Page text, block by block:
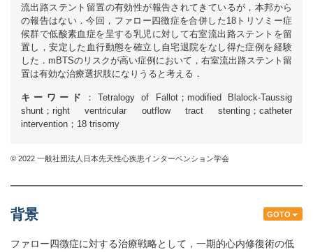
流出路ステント留置の有効性が報告されてきているが，本邦から
の報告はない．今回，ファロー四徴症を合併した18トリソミー症
候群で低酸素血症を呈する乳児に対して右室流出路ステントを留
置し，安定した血行動態を確立し自宅退院をなし得た症例を経験
した．mBTSのリスクが高い症例において，右室流出路ステント留
置は有効な治療選択肢になりうると考える．
キーワード
：Tetralogy of Fallot；modified Blalock-Taussig
shunt；right ventricular outflow tract stenting；catheter
intervention；18 trisomy
© 2022 一般社団法人日本先天性心疾患インターベンション学会
GOTO
背景
ファロー四徴症に対する治療戦略として，一期的心内修復術の低